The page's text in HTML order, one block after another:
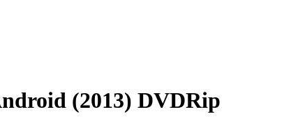
(2013) DVDRip